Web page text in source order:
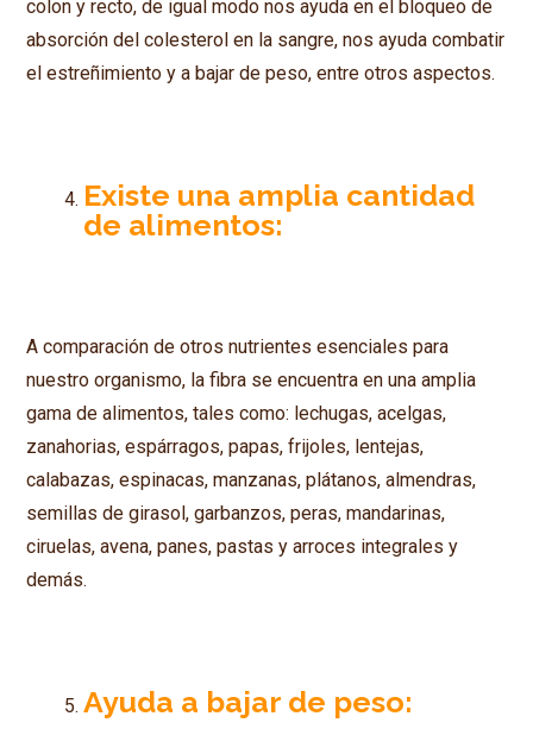
colon y recto, de igual modo nos ayuda en el bloqueo de
absorción del colesterol en la sangre, nos ayuda combatir
el estreñimiento y a bajar de peso, entre otros aspectos.
Existe una amplia cantidad
de alimentos:
A comparación de otros nutrientes esenciales para
nuestro organismo, la fibra se encuentra en una amplia
gama de alimentos, tales como: lechugas, acelgas,
zanahorias, espárragos, papas, frijoles, lentejas,
calabazas, espinacas, manzanas, plátanos, almendras,
semillas de girasol, garbanzos, peras, mandarinas,
ciruelas, avena, panes, pastas y arroces integrales y
demás.
Ayuda a bajar de peso: